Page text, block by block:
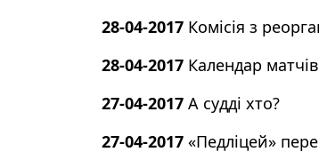
28-04-2017 Комісія з
28-04-2017 Календар
27-04-2017 А судді хто?
27-04-2017 «Педліцей»